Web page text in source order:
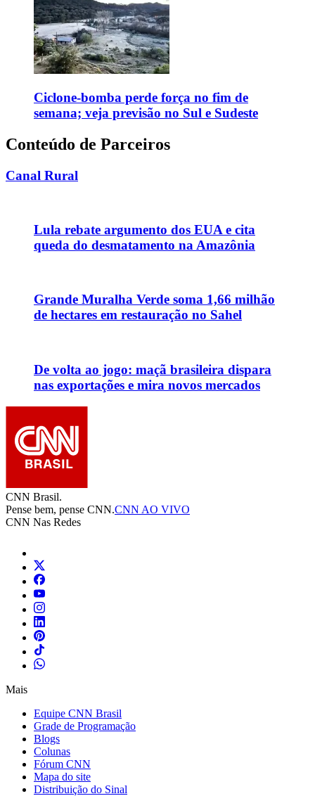
Ciclone-bomba perde força no fim de
semana; veja previsão no Sul e Sudeste
Conteúdo de Parceiros
Canal Rural
Lula rebate argumento dos EUA e cita
queda do desmatamento na Amazônia
Grande Muralha Verde soma 1,66 milhão
de hectares em restauração no Sahel
De volta ao jogo: maçã brasileira dispara
nas exportações e mira novos mercados
CNN Brasil.
Pense bem, pense CNN.CNN AO VIVO
CNN Nas Redes
Mais
Equipe CNN Brasil
Grade de Programação
Blogs
Colunas
Fórum CNN
Mapa do site
Distribuição do Sinal